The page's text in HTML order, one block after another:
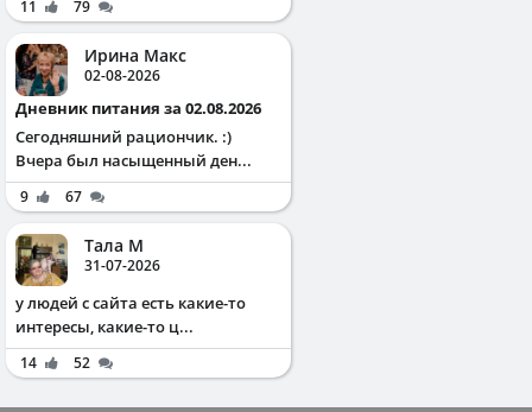
11 79
Ирина Макс
02-08-2026
Дневник питания за 02.08.2026
Сегодняшний рациончик. :)
Вчера был насыщенный ден...
9 67
Тала М
31-07-2026
у людей с сайта есть какие-то
интересы, какие-то ц...
14 52